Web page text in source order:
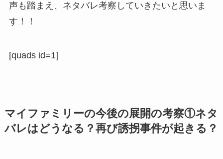
声も踏まえ、ネタバレ考察していきたいと思いま
す！！
[quads id=1]
マイファミリーの今後の展開の考察①ネタ
バレはどうなる？再び誘拐事件が起きる？